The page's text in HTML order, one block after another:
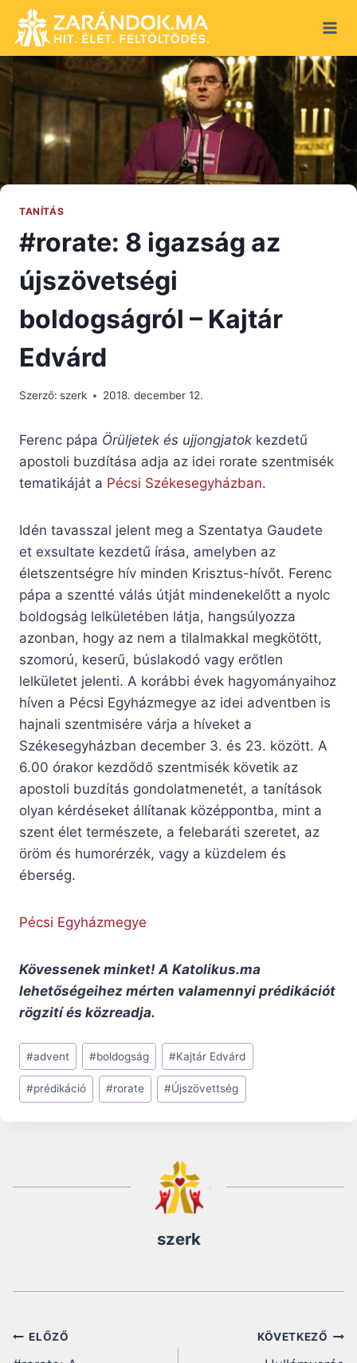
content
TANÍTÁS
#rorate: 8 igazság az
újszövetségi
boldogságról – Kajtár
Edvárd
Szerző: szerk 2018. december 12.
Ferenc pápa Örüljetek és ujjongjatok kezdetű
apostoli buzdítása adja az idei rorate szentmisék
tematikáját a Pécsi Székesegyházban.
Idén tavasszal jelent meg a Szentatya Gaudete
et exsultate kezdetű írása, amelyben az
életszentségre hív minden Krisztus-hívőt. Ferenc
pápa a szentté válás útját mindenekelőtt a nyolc
boldogság lelkületében látja, hangsúlyozza
azonban, hogy az nem a tilalmakkal megkötött,
szomorú, keserű, búslakodó vagy erőtlen
lelkületet jelenti. A korábbi évek hagyományaihoz
híven a Pécsi Egyházmegye az idei adventben is
hajnali szentmisére várja a híveket a
Székesegyházban december 3. és 23. között. A
6.00 órakor kezdődő szentmisék követik az
apostoli buzdítás gondolatmenetét, a tanítások
olyan kérdéseket állítanak középpontba, mint a
szent élet természete, a felebaráti szeretet, az
öröm és humorérzék, vagy a küzdelem és
éberség.
Pécsi Egyházmegye
Kövessenek minket! A Katolikus.ma
lehetőségeihez mérten valamennyi prédikációt
rögzití és közreadja.
Post
Tags:
#advent #boldogság #Kajtár Edvárd
#prédikáció #rorate #Újszövettség
szerk
Bejegyzés
ELŐZŐ KÖVETKEZŐ